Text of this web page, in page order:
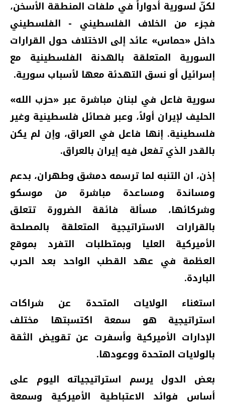
لكنّ لسورية أدواراً في ملفات المنطقة الأسخن،
فجزء من الخلاف الفلسطيني - الفلسطيني
داخل «حماس» عائد إلى الاختلاف حول القرارات
السورية المتعلقة بالهدنة الفلسطينية مع
إسرائيل أو نسق التهدئة معها لأسباب سورية.
سورية فاعل في لبنان مباشرة عبر «حزب الله»
الحليف لإيران أولاً، وعبر فصائل فلسطينية وغير
فلسطينية. إنها فاعل في العراق، وإن لم يكن
بالقدر الذي تفعل فيه إيران بالعراق.
إذن، ان التنبه لما ترسمه دمشق وطهران، بدعم
ومساندة ومساعدة مباشرة من موسكو
وشركائها، مسألة فائقة الضرورة تتعلق
بالقرارات الاستراتيجية المتعلقة بالمصلحة
الأميركية العليا وبمتطلبات التفرد بموقع
العظمة في عهد القطب الواحد بعد الحرب
الباردة.
استغناء الولايات المتحدة عن شراكات
استراتيجية هو سمعة اكتسبتها مختلف
الإدارات الأميركية وأسفرت عن تقويض الثقة
بالولايات المتحدة ووعودها.
بعض الدول يرسم استراتيجياته اليوم على
أساس فوائد الاعتباطية الأميركية وسمعة